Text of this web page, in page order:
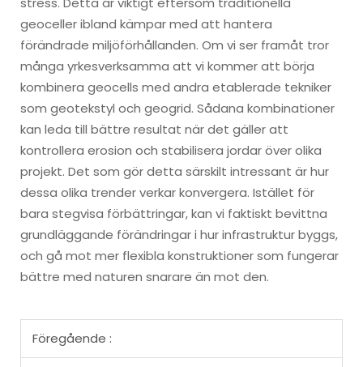
geoceller ibland kämpar med att hantera
förändrade miljöförhållanden. Om vi ser framåt tror
många yrkesverksamma att vi kommer att börja
kombinera geocells med andra etablerade tekniker
som geotekstyl och geogrid. Sådana kombinationer
kan leda till bättre resultat när det gäller att
kontrollera erosion och stabilisera jordar över olika
projekt. Det som gör detta särskilt intressant är hur
dessa olika trender verkar konvergera. Istället för
bara stegvisa förbättringar, kan vi faktiskt bevittna
grundläggande förändringar i hur infrastruktur byggs,
och gå mot mer flexibla konstruktioner som fungerar
bättre med naturen snarare än mot den.
Föregående :